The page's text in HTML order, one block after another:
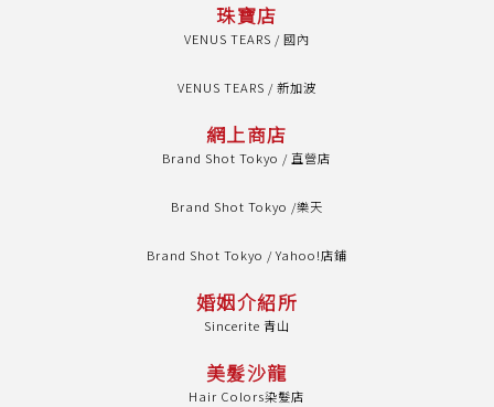
珠寶店
VENUS TEARS / 國內
VENUS TEARS / 新加波
網上商店
Brand Shot Tokyo / 直營店
Brand Shot Tokyo /樂天
Brand Shot Tokyo / Yahoo!店鋪
婚姻介紹所
Sincerite 青山
美髮沙龍
Hair Colors染髮店